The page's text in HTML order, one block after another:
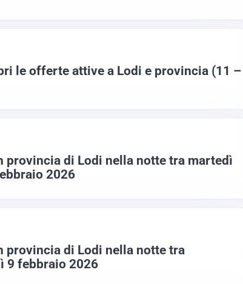
le offerte attive a Lodi e provincia (11 –
provincia di Lodi nella notte tra martedì
2026
provincia di Lodi nella notte tra
9 febbraio 2026